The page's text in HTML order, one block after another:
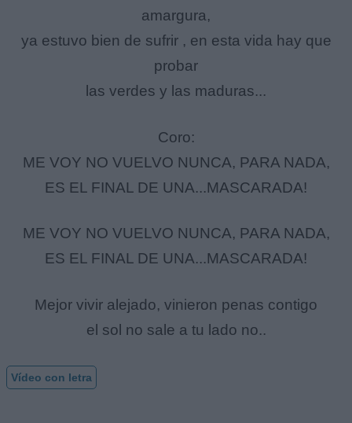
amargura,
ya estuvo bien de sufrir , en esta vida hay que
probar
las verdes y las maduras...
Coro:
ME VOY NO VUELVO NUNCA, PARA NADA,
ES EL FINAL DE UNA...MASCARADA!
ME VOY NO VUELVO NUNCA, PARA NADA,
ES EL FINAL DE UNA...MASCARADA!
Mejor vivir alejado, vinieron penas contigo
el sol no sale a tu lado no..
Vídeo con letra